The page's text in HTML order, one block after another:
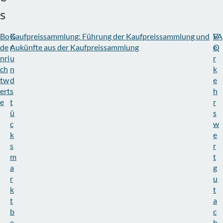
s
Bo
de
nri
ch
tw
ert
e
G
r
u
n
d
s
t
ü
c
k
s
m
a
r
k
t
b
Kaufpreissammlung: Führung der Kaufpreissammlung und
Aukünfte aus der Kaufpreissammlung
V
e
r
k
e
h
r
s
w
e
r
t
g
u
t
a
c
FA
Q